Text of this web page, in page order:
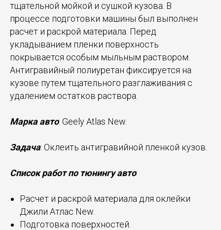
тщательной мойкой и сушкой кузова. В
процессе подготовки машины был выполнен
расчет и раскрой материала. Перед
укладыванием пленки поверхность
покрывается особым мыльным раствором.
Антигравийный полиуретан фиксируется на
кузове путем тщательного разглаживания с
удалением остатков раствора.
Марка авто: Geely Atlas New.
Задача: Оклеить антигравийной пленкой кузов.
Список работ по тюнингу авто:
Расчет и раскрой материала для оклейки
Джили Атлас New.
Подготовка поверхностей.